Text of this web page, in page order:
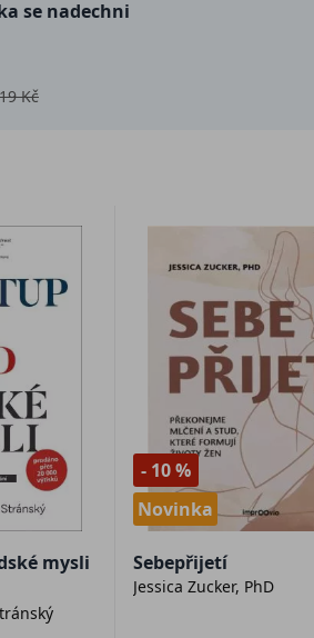
se nadechni
Kč
mysli
- 10 %
Novinka
Sebepřijetí
Jessica Zucker, PhD